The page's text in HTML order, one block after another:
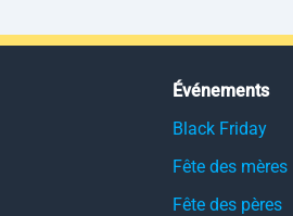
Événements
Black Friday
Fête des mères
Fête des pères